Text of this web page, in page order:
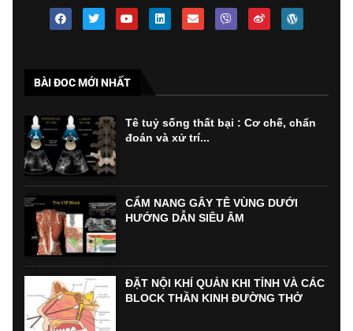
BÀI ĐOC MỚI NHẤT
Tê tuỷ sống thất bại : Cơ chế, chẩn
đoán và xử trí...
CẨM NANG GÂY TÊ VÙNG DƯỚI
HƯỚNG DẪN SIÊU ÂM
ĐẶT NỘI KHÍ QUẢN KHI TỈNH VÀ CÁC
BLOCK THẦN KINH ĐƯỜNG THỞ